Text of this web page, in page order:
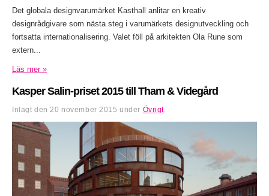
Det globala designvarumärket Kasthall anlitar en kreativ
designrådgivare som nästa steg i varumärkets designutveckling och
fortsatta internationalisering. Valet föll på arkitekten Ola Rune som
extern...
Läs mer »
Kasper Salin-priset 2015 till Tham & Videgård
Inlagt den 20 november 2015 under Övrigt